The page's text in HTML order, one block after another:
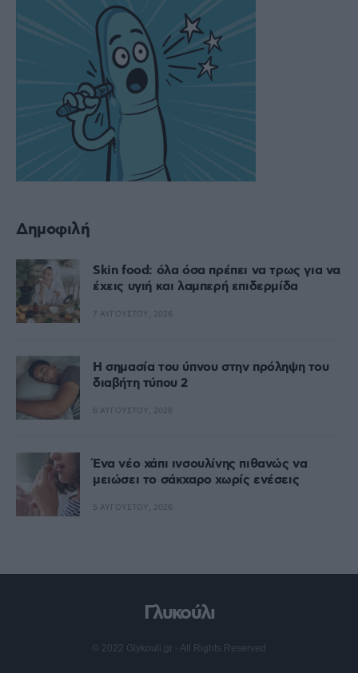
Δημοφιλή
Skin food: όλα όσα πρέπει να τρως για να
έχεις υγιή και λαμπερή επιδερμίδα
7 ΑΥΓΟΎΣΤΟΥ, 2026
Η σημασία του ύπνου στην πρόληψη του
διαβήτη τύπου 2
6 ΑΥΓΟΎΣΤΟΥ, 2026
Ένα νέο χάπι ινσουλίνης πιθανώς να
μειώσει το σάκχαρο χωρίς ενέσεις
5 ΑΥΓΟΎΣΤΟΥ, 2026
Γλυκούλι
© 2022 Glykouli.gr · All Rights Reserved